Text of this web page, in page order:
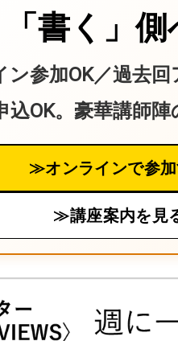
「書く」
ン参加OK／過去
込OK。豪華講師
≫オンラインで参
≫講座案内を見